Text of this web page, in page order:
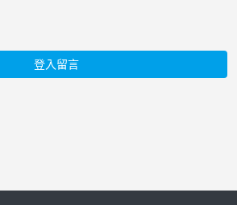
登入留言